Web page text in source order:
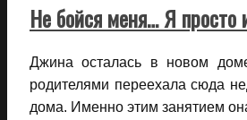
Не бойся меня… Я просто
Джина осталась в новом
родителями переехала сюда
дома. Именно этим занятием